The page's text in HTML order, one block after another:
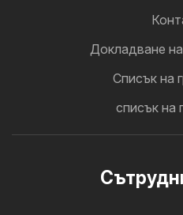
Докладване
Cписък на
списък на